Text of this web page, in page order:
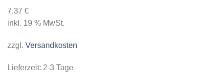
7,37 €
inkl. 19 % MwSt.
zzgl. Versandkosten
Lieferzeit: 2-3 Tage